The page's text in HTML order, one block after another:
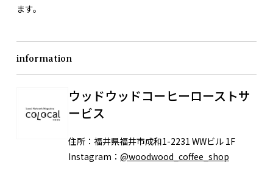
ます。
information
ウッドウッドコーヒーローストサ
ービス
住所： 福井県福井市成和1-2231 WWビル 1F
Instagram： @woodwood_coffee_shop